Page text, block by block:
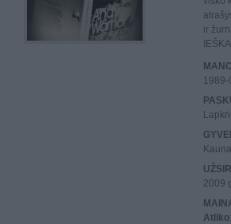
ir
1989-
2009
Atliko